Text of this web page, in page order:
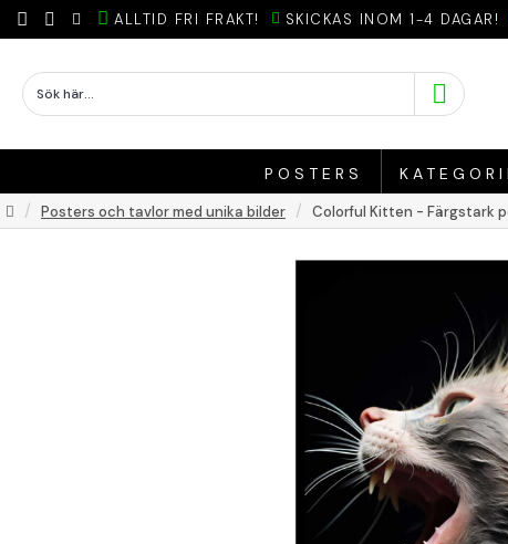
ALLTID FRI FRAKT! SKICKAS INOM 1-4 DAGAR!
POSTERS
Posters och tavlor med unika bilder Colorful Kitten - Färgstark